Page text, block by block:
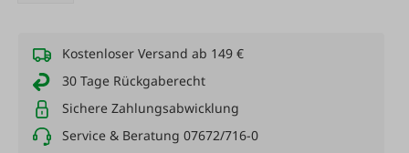
Kostenloser Versand ab 149 €
30 Tage Rückgaberecht
Sichere Zahlungsabwicklung
Service & Beratung 07672/716-0